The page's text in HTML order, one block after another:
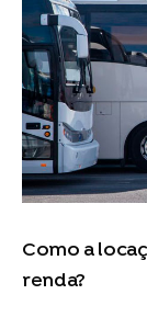
Como a
renda?